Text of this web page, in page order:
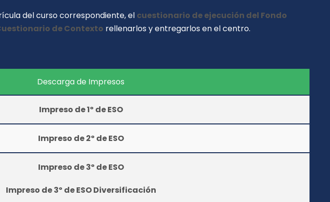
del curso correspondiente, el cuestionario de ejecución del Fondo
de Contexto rellenarlos y entregarlos en el centro.
Descarga de Impresos
Impreso de 1º de ESO
Impreso de 2º de ESO
Impreso de 3º de ESO
Impreso de 3º de ESO Diversificación